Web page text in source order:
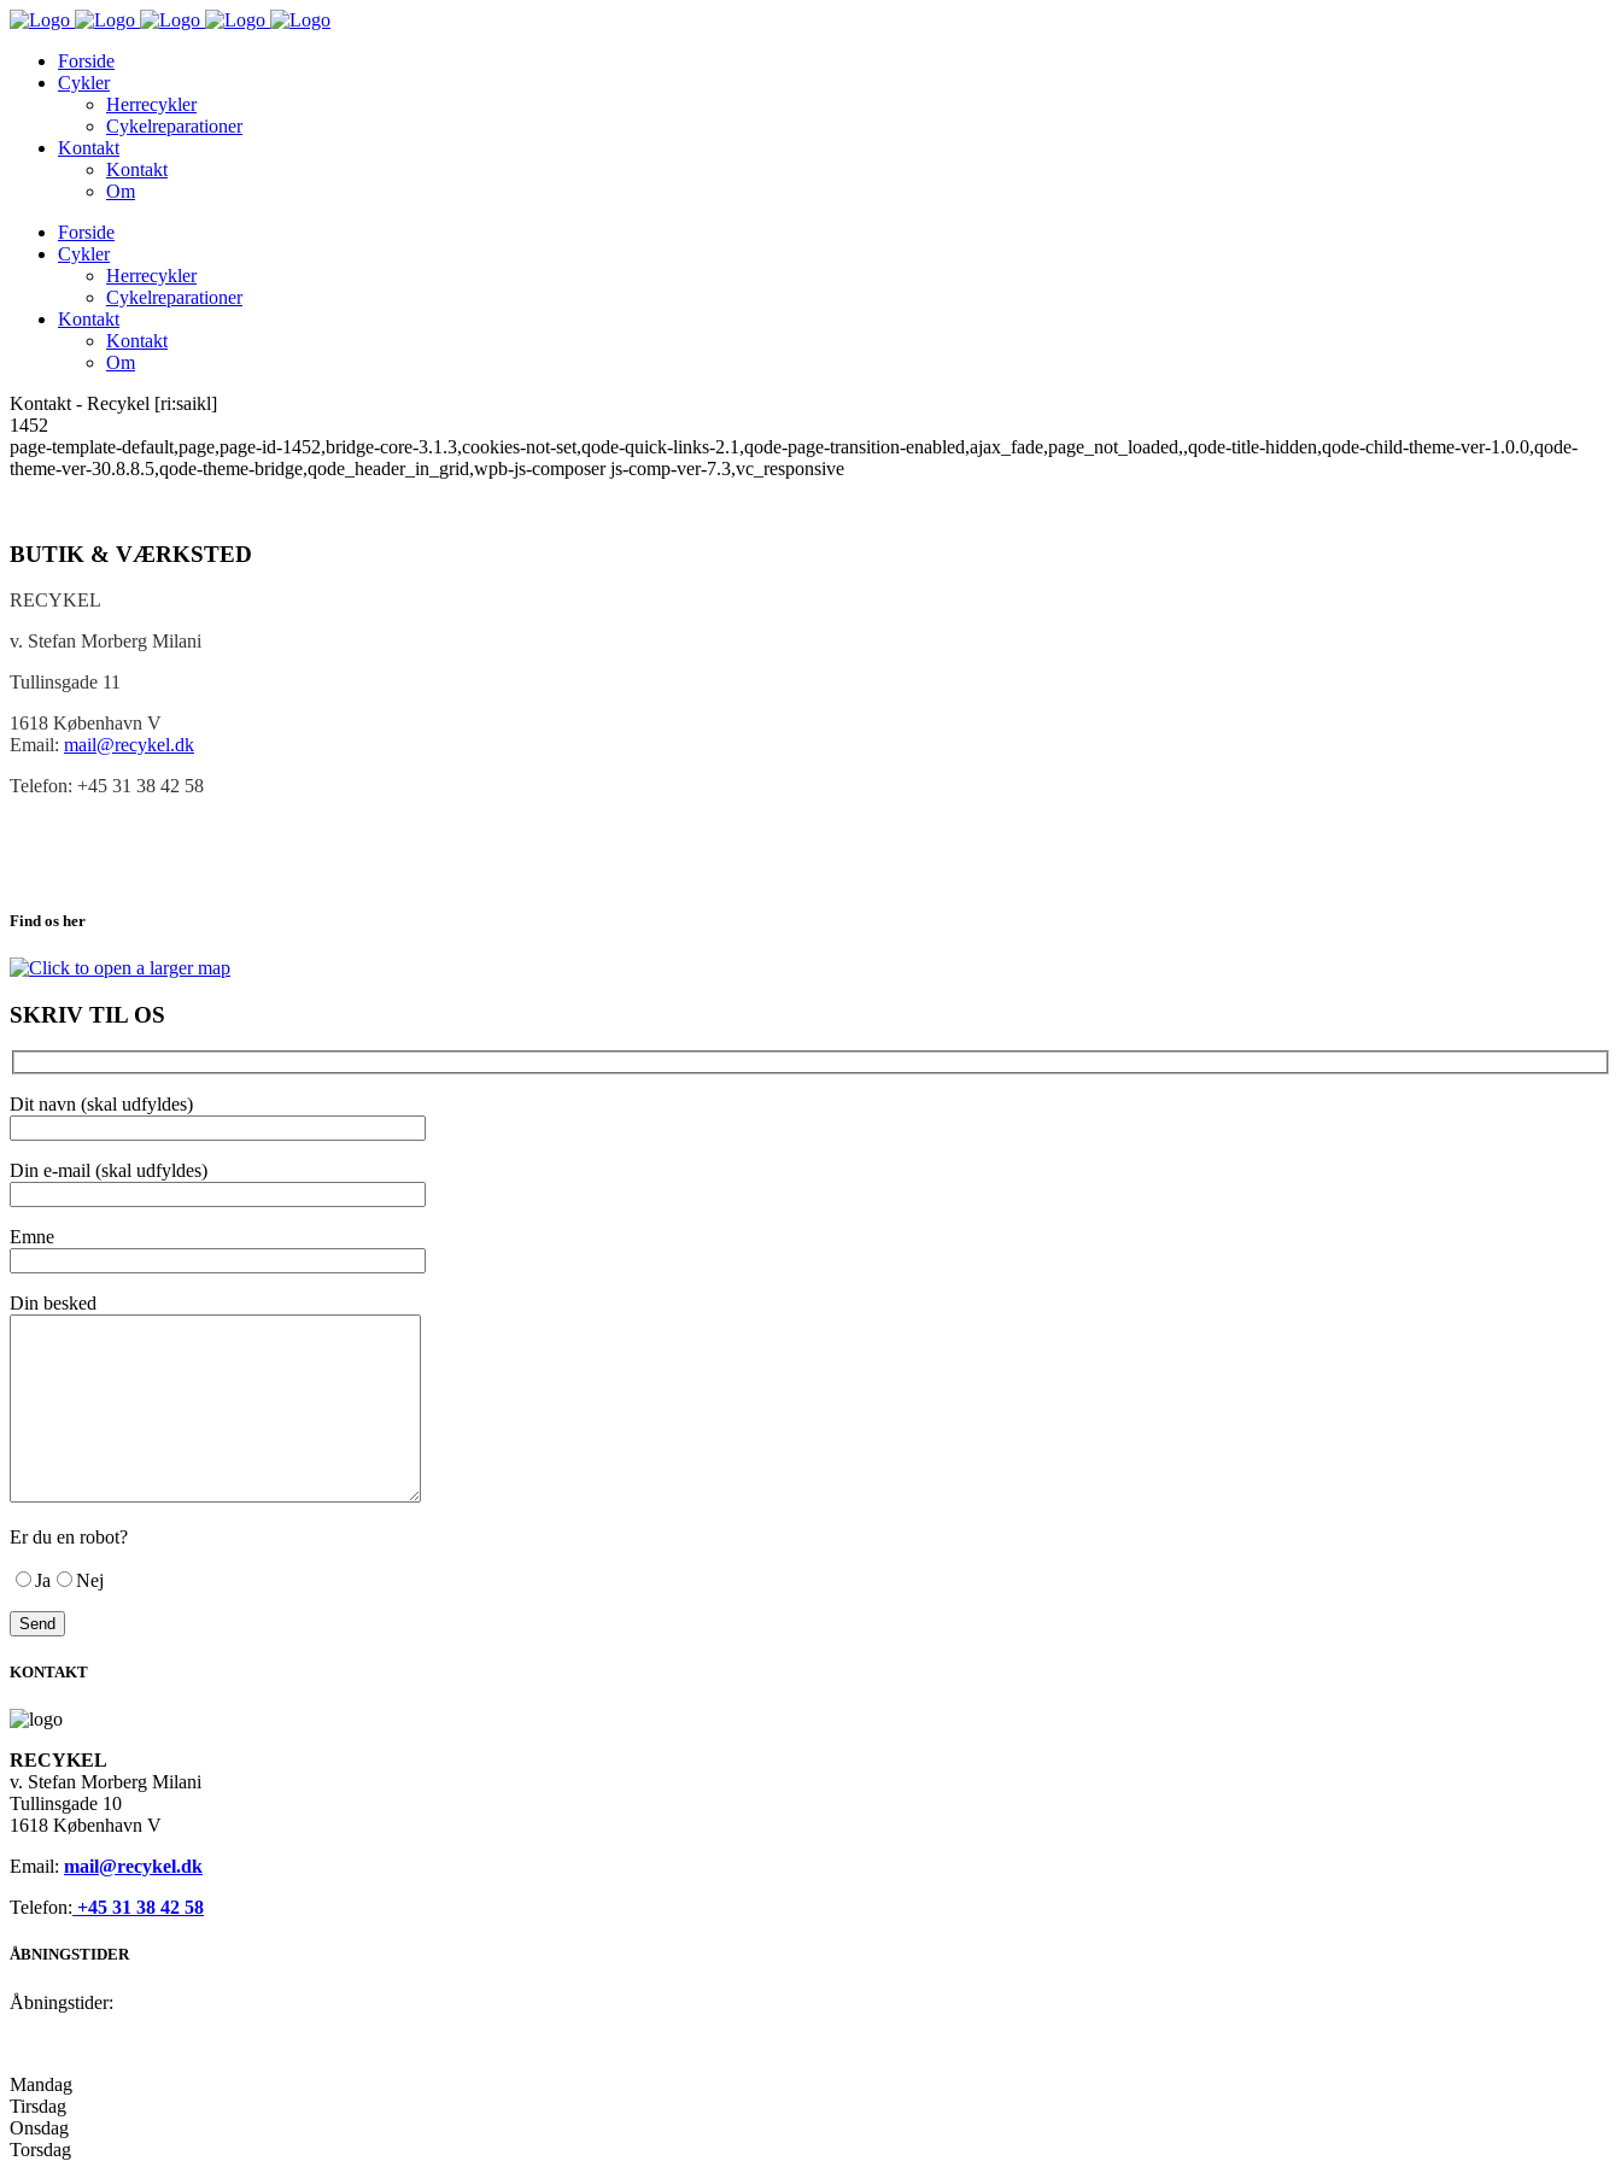
Forside
Cykler
Herrecykler
Cykelreparationer
Kontakt
Kontakt
Om
Forside
Cykler
Herrecykler
Cykelreparationer
Kontakt
Kontakt
Om
Kontakt - Recykel [ri:saikl]
1452
page-template-default,page,page-id-1452,bridge-core-3.1.3,cookies-not-set,qode-quick-links-2.1,qode-page-transition-enabled,ajax_fade,page_not_loaded,,qode-title-hidden,qode-child-theme-ver-1.0.0,qode-
theme-ver-30.8.8.5,qode-theme-bridge,qode_header_in_grid,wpb-js-composer js-comp-ver-7.3,vc_responsive
BUTIK & VÆRKSTED
RECYKEL
v. Stefan Morberg Milani
Tullinsgade 11
1618 København V
Email: mail@recykel.dk
Telefon: +45 31 38 42 58
Find os her
SKRIV TIL OS
Dit navn (skal udfyldes)
Din e-mail (skal udfyldes)
Emne
Din besked
Er du en robot?
Ja Nej
KONTAKT
RECYKEL
v. Stefan Morberg Milani
Tullinsgade 10
1618 København V
Email: mail@recykel.dk
Telefon: +45 31 38 42 58
ÅBNINGSTIDER
Åbningstider:
Mandag
Tirsdag
Onsdag
Torsdag